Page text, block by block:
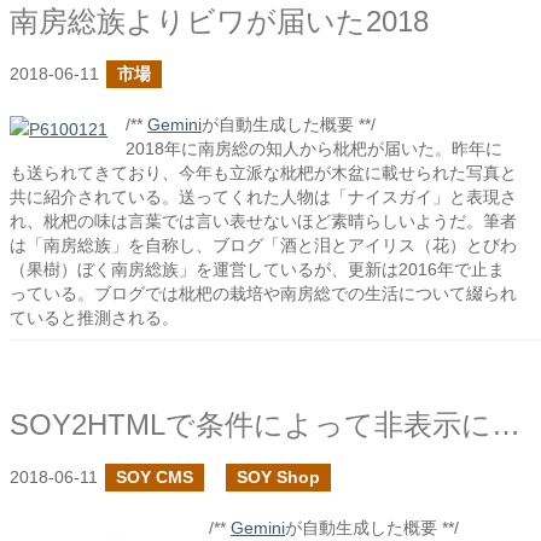
南房総族よりビワが届いた2018
2018-06-11 市場
/** Geminiが自動生成した概要 **/
2018年に南房総の知人から枇杷が届いた。昨年に
も送られてきており、今年も立派な枇杷が木盆に載せられた写真と
共に紹介されている。送ってくれた人物は「ナイスガイ」と表現さ
れ、枇杷の味は言葉では言い表せないほど素晴らしいようだ。筆者
は「南房総族」を自称し、ブログ「酒と泪とアイリス（花）とびわ
（果樹）ぼく南房総族」を運営しているが、更新は2016年で止ま
っている。ブログでは枇杷の栽培や南房総での生活について綴られ
ていると推測される。
SOY2HTMLで条件によって非表示にする - HTMLModel編
2018-06-11 SOY CMS SOY Shop
/** Geminiが自動生成した概要 **/